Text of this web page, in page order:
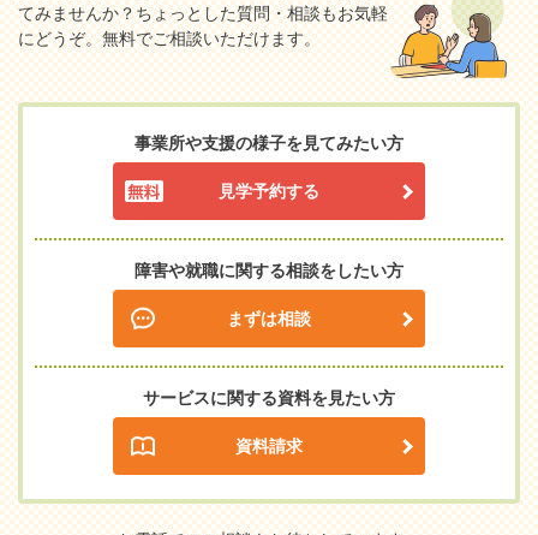
てみませんか？ちょっとした質問・相談もお気軽
にどうぞ。無料でご相談いただけます。
事業所や支援の様子を見てみたい方
見学予約する
障害や就職に関する相談をしたい方
まずは相談
サービスに関する資料を見たい方
資料請求